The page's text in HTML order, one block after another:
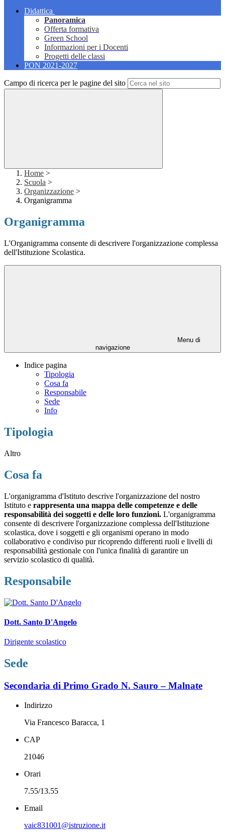
Didattica
Panoramica
Offerta formativa
Green School
Informazioni per i Docenti
Progetti delle classi
PON 2021-2027
Campo di ricerca per le pagine del sito
Home >
Scuola >
Organizzazione >
Organigramma
Organigramma
L'Organigramma consente di descrivere l'organizzazione complessa
dell'Istituzione Scolastica.
Menu di
navigazione
Indice pagina
Tipologia
Cosa fa
Responsabile
Sede
Info
Tipologia
Altro
Cosa fa
L'organigramma d'Istituto descrive l'organizzazione del nostro
Istituto e rappresenta una mappa delle competenze e delle
responsabilità dei soggetti e delle loro funzioni. L'organigramma
consente di descrivere l'organizzazione complessa dell'Istituzione
scolastica, dove i soggetti e gli organismi operano in modo
collaborativo e condiviso pur ricoprendo differenti ruoli e livelli di
responsabilità gestionale con l'unica finalità di garantire un
servizio scolastico di qualità.
Responsabile
Dott. Santo D'Angelo
Dirigente scolastico
Sede
Secondaria di Primo Grado N. Sauro – Malnate
Indirizzo
Via Francesco Baracca, 1
CAP
21046
Orari
7.55/13.55
Email
vaic831001@istruzione.it